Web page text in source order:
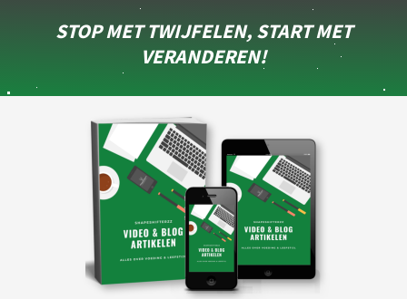
STOP MET TWIJFELEN, START MET
VERANDEREN!